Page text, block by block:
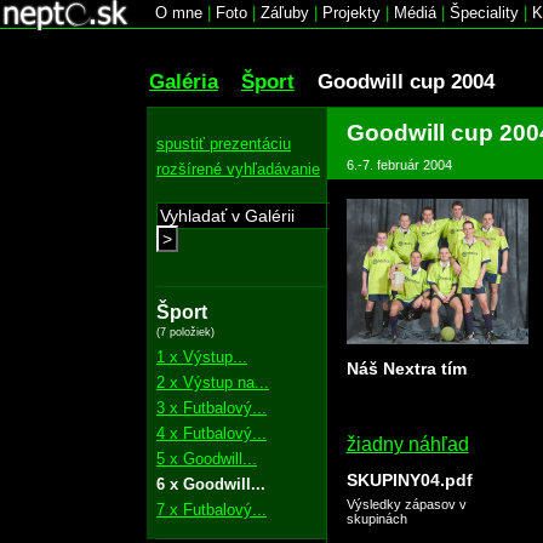
O mne Foto Záľuby Projekty Médiá| Špeciality
Galéria Šport Goodwill cup 2004
spustiť prezentáciu
rozšírené vyhľadávanie
>
Šport
(7 položiek)
1 x Výstup...
2 x Výstup na...
3 x Futbalový...
4 x Futbalový...
5 x Goodwill...
6 x Goodwill...
7 x Futbalový...
Goodwill cup
6.-7. február 2004
Náš Nextra tím
žiadny náhľad
SKUPINY04.pdf
Výsledky zápasov v
skupinách